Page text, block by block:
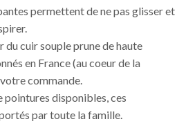
permettent de ne pas glisser et
cuir souple prune de haute
en France (au coeur de la
commande.
pointures disponibles, ces
par toute la famille.